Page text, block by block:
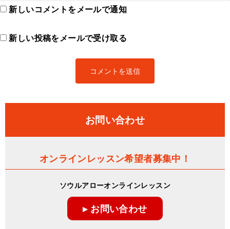
新しいコメントをメールで通知
新しい投稿をメールで受け取る
お問い合わせ
オンラインレッスン希望者募集中！
ソウルアローオンラインレッスン
▸ お問い合わせ